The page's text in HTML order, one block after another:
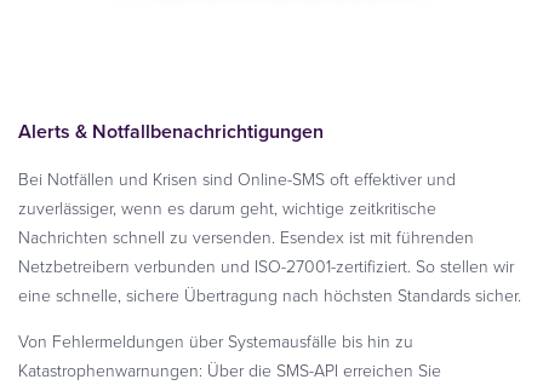
Alerts & Notfallbenachrichtigungen
Bei Notfällen und Krisen sind Online-SMS oft effektiver und
zuverlässiger, wenn es darum geht, wichtige zeitkritische
Nachrichten schnell zu versenden. Esendex ist mit führenden
Netzbetreibern verbunden und ISO-27001-zertifiziert. So stellen wir
eine schnelle, sichere Übertragung nach höchsten Standards sicher.
Von Fehlermeldungen über Systemausfälle bis hin zu
Katastrophenwarnungen: Über die SMS-API erreichen Sie